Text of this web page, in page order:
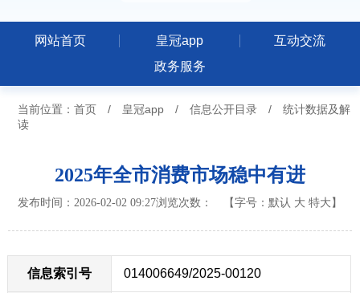
网站首页 皇冠app
互动交流
政务服务
当前位置： 首页 / 皇冠app / 信息公开目录 /
统计数据及解
读
2025年全市消费市场稳中有进
发布时间：2026-02-02 09:27浏览次数： 【字号： 默认 大 特大 】
信息索引号 014006649/2025-00120